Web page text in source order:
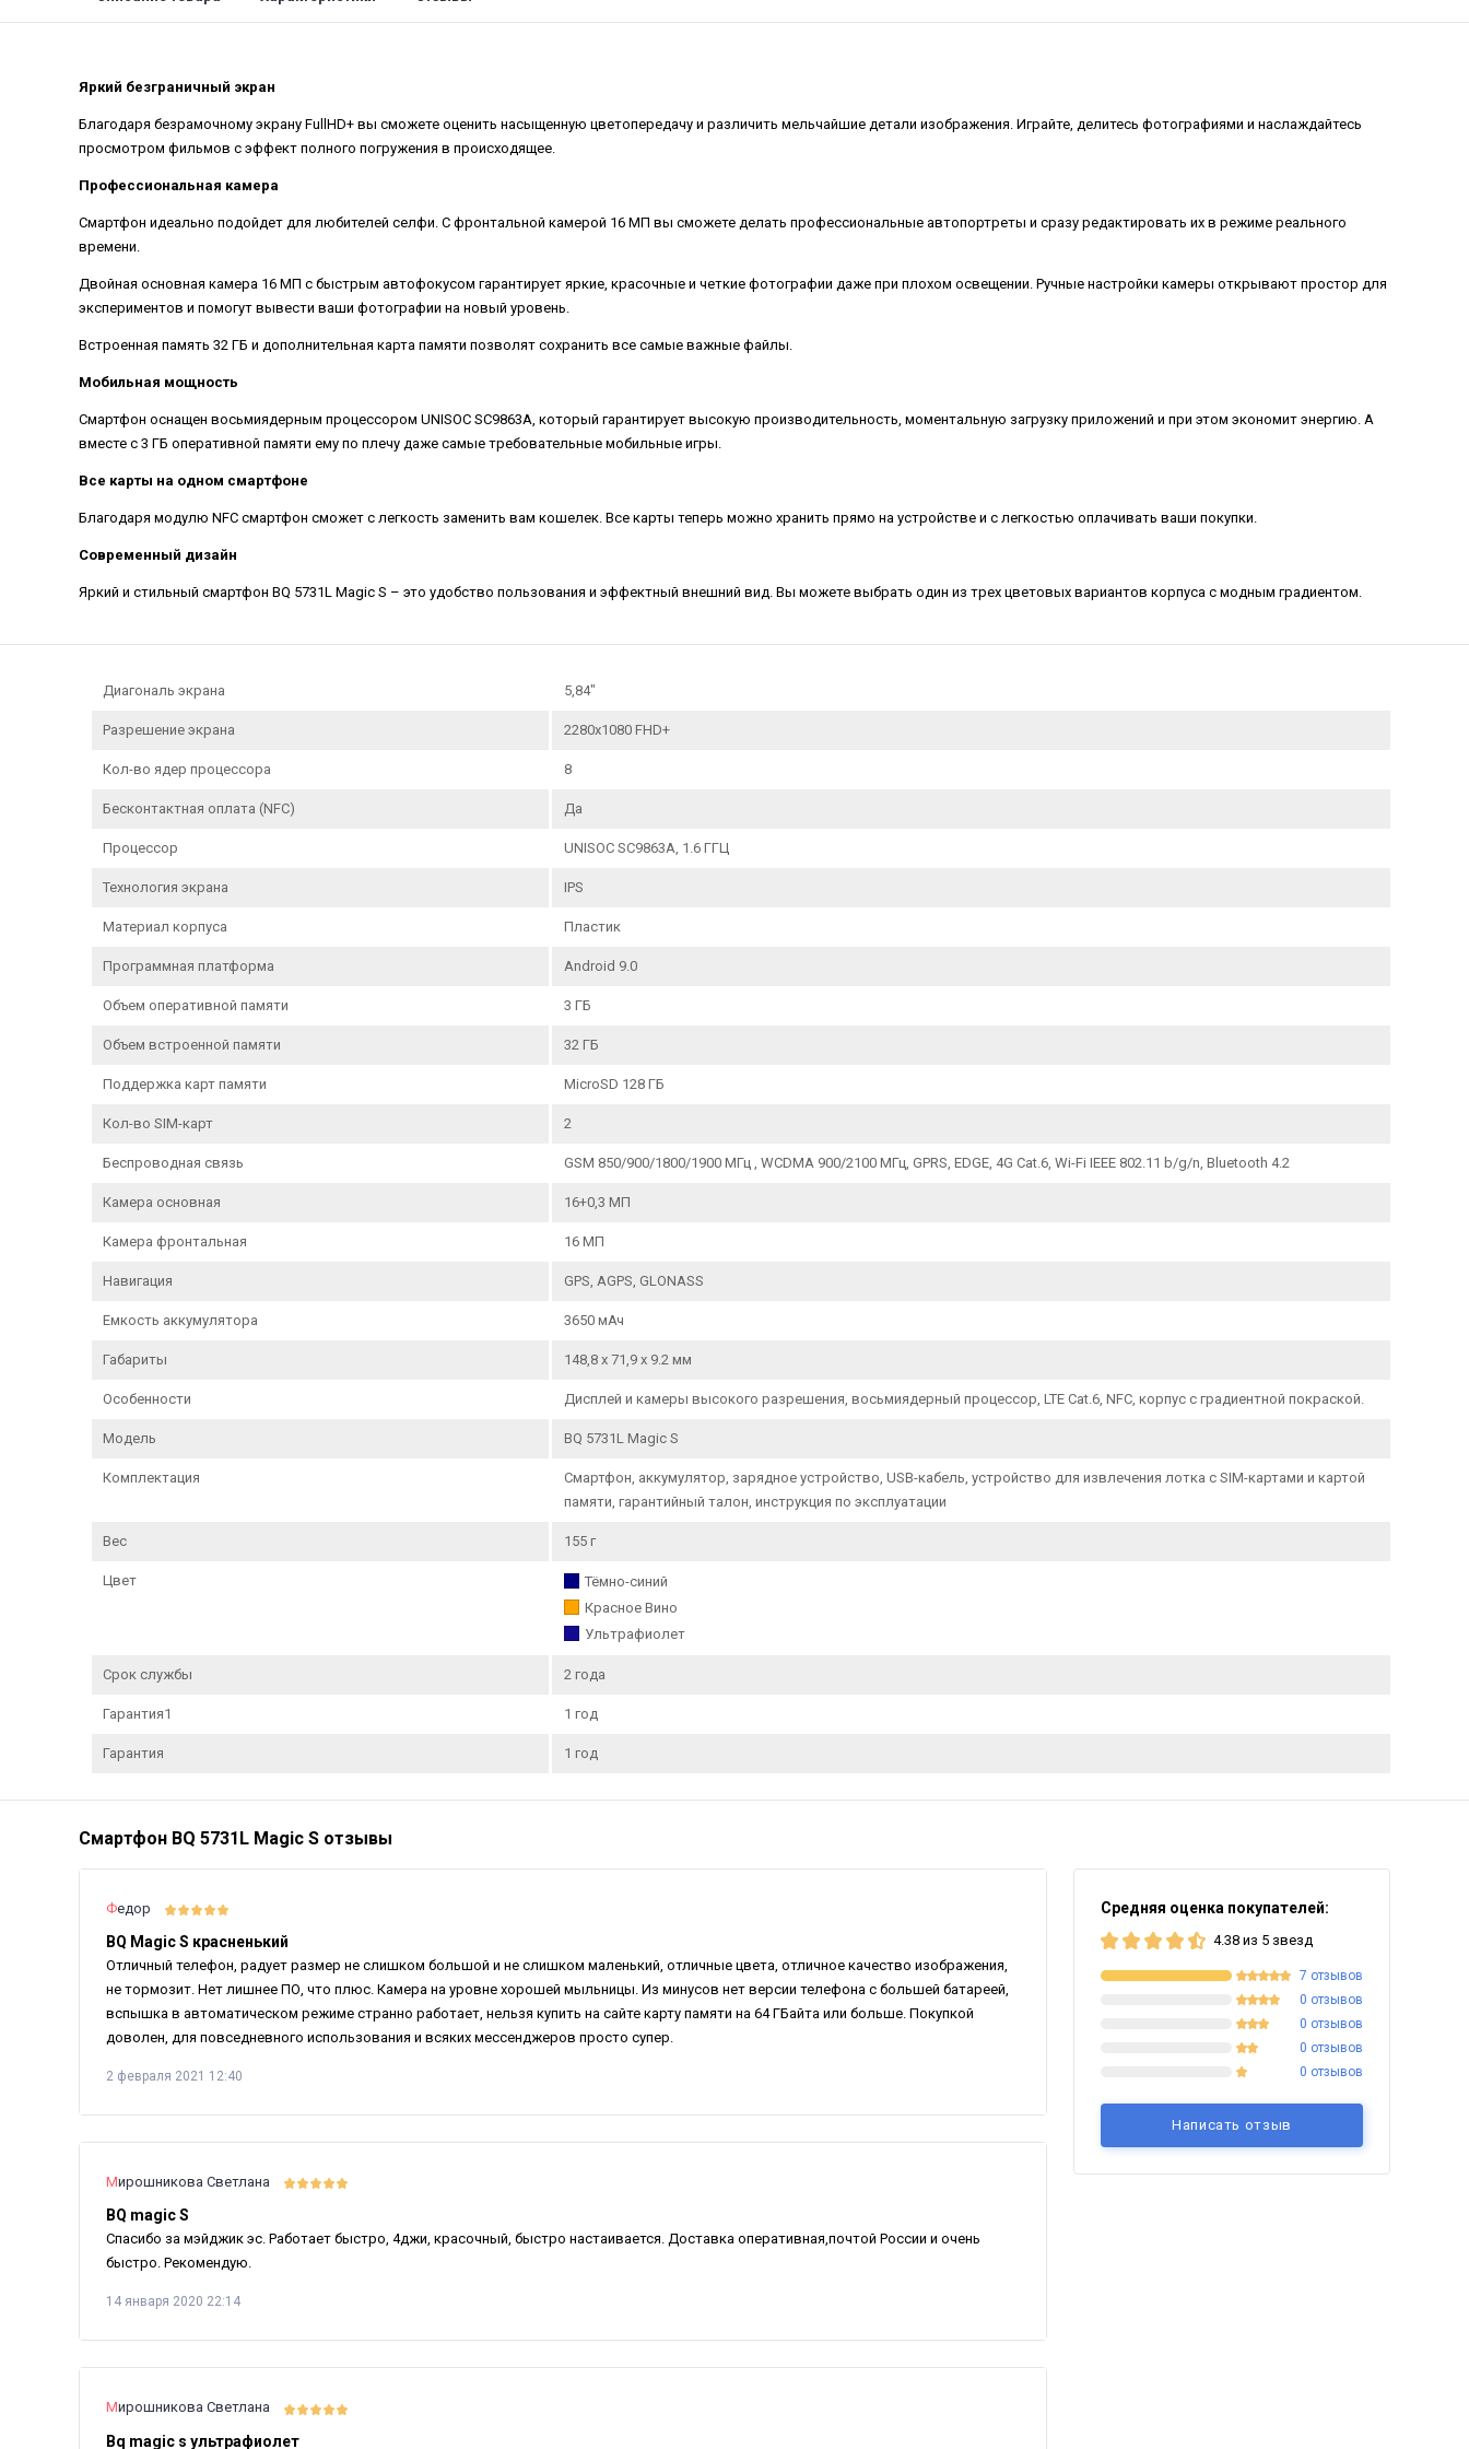
Яркий безграничный экран
Благодаря безрамочному экрану FullHD+ вы сможете оценить насыщенную цветопередачу и различить мельчайшие детали изображения. Играйте, делитесь фотографиями и наслаждайтесь
просмотром фильмов с эффект полного погружения в происходящее.
Профессиональная камера
Смартфон идеально подойдет для любителей селфи. С фронтальной камерой 16 МП вы сможете делать профессиональные автопортреты и сразу редактировать их в режиме реального
времени.
Двойная основная камера 16 МП с быстрым автофокусом гарантирует яркие, красочные и четкие фотографии даже при плохом освещении. Ручные настройки камеры открывают простор для
экспериментов и помогут вывести ваши фотографии на новый уровень.
Встроенная память 32 ГБ и дополнительная карта памяти позволят сохранить все самые важные файлы.
Мобильная мощность
Смартфон оснащен восьмиядерным процессором UNISOC SC9863A, который гарантирует высокую производительность, моментальную загрузку приложений и при этом экономит энергию. А
вместе с 3 ГБ оперативной памяти ему по плечу даже самые требовательные мобильные игры.
Все карты на одном смартфоне
Благодаря модулю NFC смартфон сможет с легкость заменить вам кошелек. Все карты теперь можно хранить прямо на устройстве и с легкостью оплачивать ваши покупки.
Современный дизайн
Яркий и стильный смартфон BQ 5731L Magic S – это удобство пользования и эффектный внешний вид. Вы можете выбрать один из трех цветовых вариантов корпуса с модным градиентом.
Диагональ экрана 5,84"
Разрешение экрана 2280x1080 FHD+
Кол-во ядер процессора 8
Бесконтактная оплата (NFC) Да
Процессор UNISOC SC9863A, 1.6 ГГЦ
Технология экрана IPS
Материал корпуса Пластик
Программная платформа Android 9.0
Объем оперативной памяти 3 ГБ
Объем встроенной памяти 32 ГБ
Поддержка карт памяти MicroSD 128 ГБ
Кол-во SIM-карт 2
Беспроводная связь GSM 850/900/1800/1900 МГц , WCDMA 900/2100 МГц, GPRS, EDGE, 4G Cat.6, Wi-Fi IEEE 802.11 b/g/n, Bluetooth 4.2
Камера основная 16+0,3 МП
Камера фронтальная 16 МП
Навигация GPS, AGPS, GLONASS
Емкость аккумулятора 3650 мАч
Габариты 148,8 х 71,9 х 9.2 мм
Особенности Дисплей и камеры высокого разрешения, восьмиядерный процессор, LTE Cat.6, NFC, корпус с градиентной покраской.
Модель BQ 5731L Magic S
Комплектация
Смартфон, аккумулятор, зарядное устройство, USB-кабель, устройство для извлечения лотка с SIM-картами и картой
памяти, гарантийный талон, инструкция по эксплуатации
Вес 155 г
Цвет
Тёмно-синий
Красное Вино
Ультрафиолет
Срок службы 2 года
Гарантия1 1 год
Гарантия 1 год
Смартфон BQ 5731L Magic S отзывы
Средняя оценка покупателей:
4.38 из 5 звезд
7 отзывов
0 отзывов
0 отзывов
0 отзывов
0 отзывов
Написать отзыв
Федор
BQ Magic S красненький
Отличный телефон, радует размер не слишком большой и не слишком маленький, отличные цвета, отличное качество изображения,
не тормозит. Нет лишнее ПО, что плюс. Камера на уровне хорошей мыльницы. Из минусов нет версии телефона с большей батареей,
вспышка в автоматическом режиме странно работает, нельзя купить на сайте карту памяти на 64 ГБайта или больше. Покупкой
доволен, для повседневного использования и всяких мессенджеров просто супер.
2 февраля 2021 12:40
Мирошникова Светлана
BQ magic S
Спасибо за мэйджик эс. Работает быстро, 4джи, красочный, быстро настаивается. Доставка оперативная,почтой России и очень
быстро. Рекомендую.
14 января 2020 22:14
Мирошникова Светлана
Bq magic s ультрафиолет